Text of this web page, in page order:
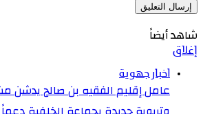
شاهد أيضاً
إغلاق
اخبار جهوية
عامل إقليم الفقيه بن صالح يدشن